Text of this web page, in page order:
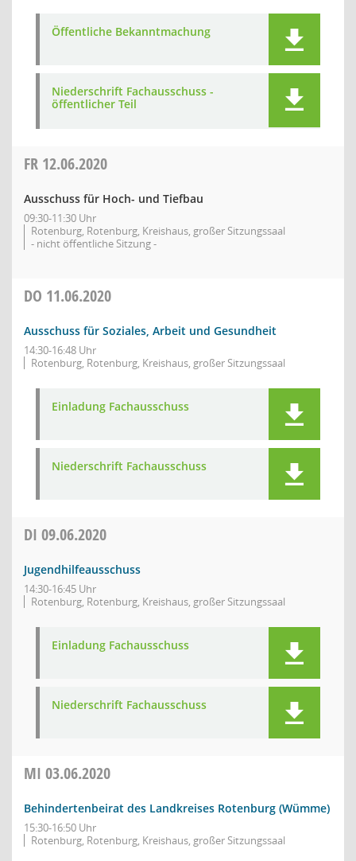
Öffentliche Bekanntmachung
Niederschrift Fachausschuss -
öffentlicher Teil
FR 12.06.2020
Ausschuss für Hoch- und Tiefbau
09:30-11:30 Uhr
Rotenburg, Rotenburg, Kreishaus, großer Sitzungssaal
- nicht öffentliche Sitzung -
DO 11.06.2020
Ausschuss für Soziales, Arbeit und Gesundheit
14:30-16:48 Uhr
Rotenburg, Rotenburg, Kreishaus, großer Sitzungssaal
Einladung Fachausschuss
Niederschrift Fachausschuss
DI 09.06.2020
Jugendhilfeausschuss
14:30-16:45 Uhr
Rotenburg, Rotenburg, Kreishaus, großer Sitzungssaal
Einladung Fachausschuss
Niederschrift Fachausschuss
MI 03.06.2020
Behindertenbeirat des Landkreises Rotenburg (Wümme)
15:30-16:50 Uhr
Rotenburg, Rotenburg, Kreishaus, großer Sitzungssaal